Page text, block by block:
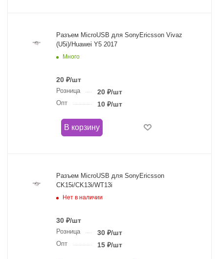
Разъем MicroUSB для SonyEricsson Vivaz
(U5i)/Huawei Y5 2017
Много
20 ₽/шт
Розница 20₽/шт
Опт 10₽/шт
В корзину
Разъем MicroUSB для SonyEricsson
CK15i/CK13i/WT13i
Нет в наличии
30 ₽/шт
Розница 30₽/шт
Опт 15₽/шт